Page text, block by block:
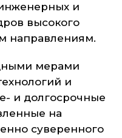
и
высокого
направлениям.
мерами
и
и долгосрочные
на
суверенного